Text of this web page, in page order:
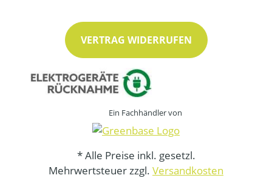
VERTRAG WIDERRUFEN
Ein Fachhändler von
* Alle Preise inkl. gesetzl.
Mehrwertsteuer zzgl. Versandkosten